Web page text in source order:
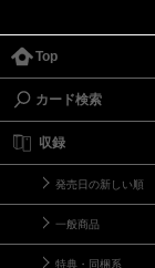
Top
カード検索
収録
発売日の新しい順
一般商品
特典・同梱系